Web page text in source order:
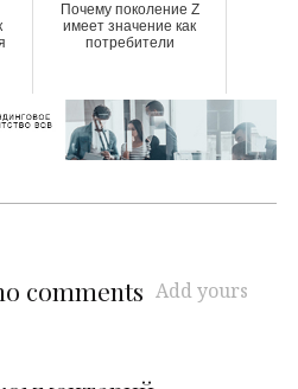
Почему поколение Z
имеет значение как
потребители
comments Add yours